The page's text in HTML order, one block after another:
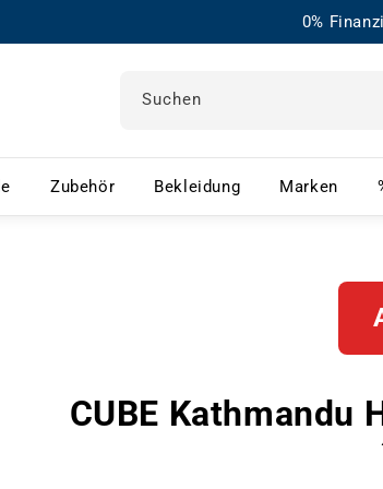
0%
Suchen
öffnen
– Menü öffnen
Teile – Menü öffnen
Zubehör Zubehör – Menü öffnen
Bekleidung Bekleidung –
Marken
CUBE Kathmandu